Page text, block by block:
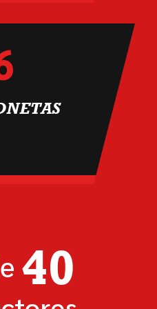
40